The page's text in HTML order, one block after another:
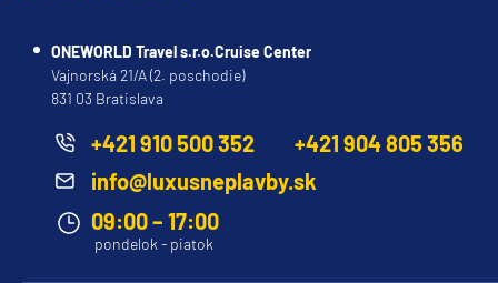
ONEWORLD Travel s.r.o.Cruise Center
Vajnorská 21/A (2. poschodie)
831 03 Bratislava
+421 910 500 352
+421 904 805 356
info@luxusneplavby.sk
09:00 – 17:00
pondelok - piatok